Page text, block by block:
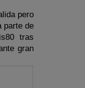
pero
parte de
tras
gran